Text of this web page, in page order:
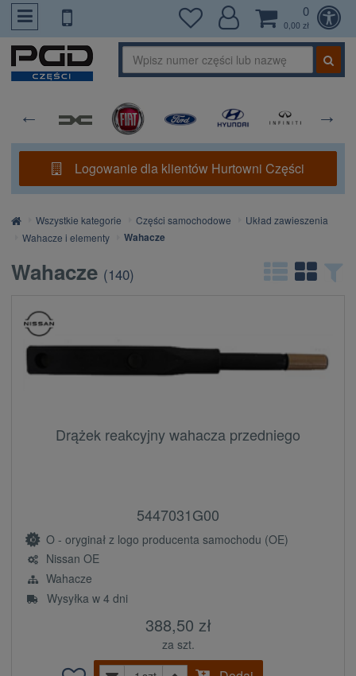
PrzejdzDoTresci
0
0,00 zł
Logowanie dla klientów Hurtowni Części
Strona
główna
Wszystkie kategorie Części samochodowe
Układ zawieszenia
Wahacze i elementy
Wahacze
Wahacze (140)
Drążek reakcyjny wahacza przedniego
5447031G00
O - oryginał z logo producenta samochodu (OE)
Nissan OE
Wahacze
Wysyłka w 4 dni
388,50 zł
za szt.